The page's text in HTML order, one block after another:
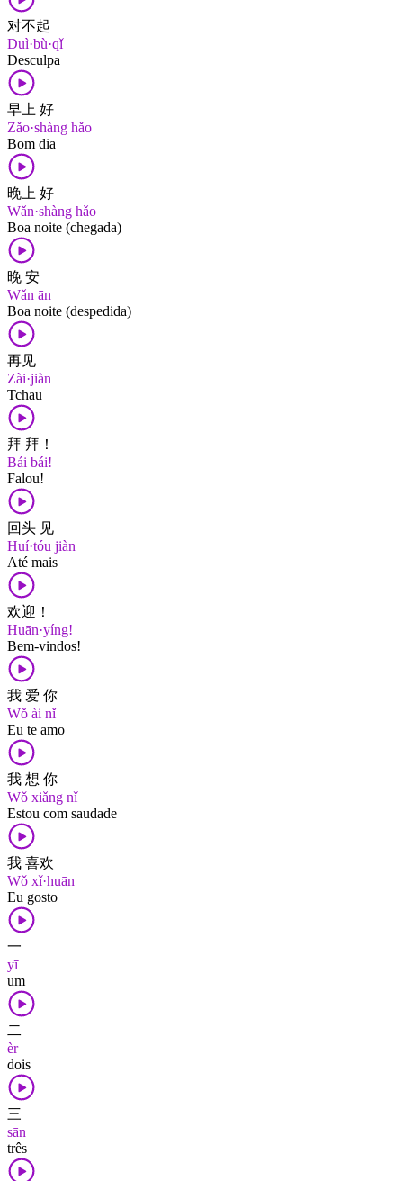
对不起
Duì·bù·qǐ
Desculpa
早上 好
Zǎo·shàng hǎo
Bom dia
晚上 好
Wǎn·shàng hǎo
Boa noite (chegada)
晚 安
Wǎn ān
Boa noite (despedida)
再见
Zài·jiàn
Tchau
拜 拜！
Bái bái!
Falou!
回头 见
Huí·tóu jiàn
Até mais
欢迎！
Huān·yíng!
Bem-vindos!
我 爱 你
Wǒ ài nǐ
Eu te amo
我 想 你
Wǒ xiǎng nǐ
Estou com saudade
我 喜欢
Wǒ xǐ·huān
Eu gosto
一
yī
um
二
èr
dois
三
sān
três